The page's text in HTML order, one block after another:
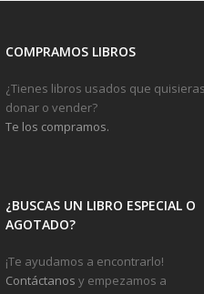
COMPRAMOS LIBROS
¿Tienes libros usados que quisieras
donar o vender?
Te los compramos.
¿BUSCAS UN LIBRO ESPECIAL O
AGOTADO?
¡Te ayudamos a encontrarlo!
Contáctanos y empezamos a